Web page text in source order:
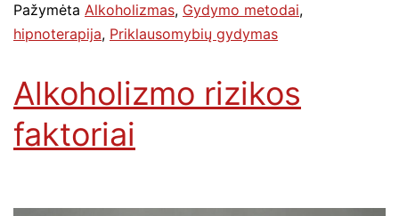
Pažymėta Alkoholizmas, Gydymo metodai,
hipnoterapija, Priklausomybių gydymas
Alkoholizmo rizikos
faktoriai